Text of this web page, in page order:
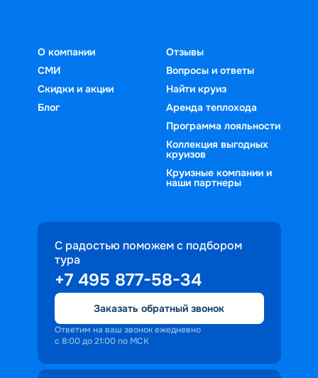
О компании
СМИ
Скидки и акции
Блог
Отзывы
Вопросы и ответы
Найти круиз
Аренда теплохода
Программа лояльности
Коллекция выгодных
круизов
Круизные компании и
наши партнеры
С радостью поможем с подбором
тура
+7 495 877-58-34
Заказать обратный звонок
Ответим на ваш звонок ежедневно
с 8:00 до 21:00 по МСК